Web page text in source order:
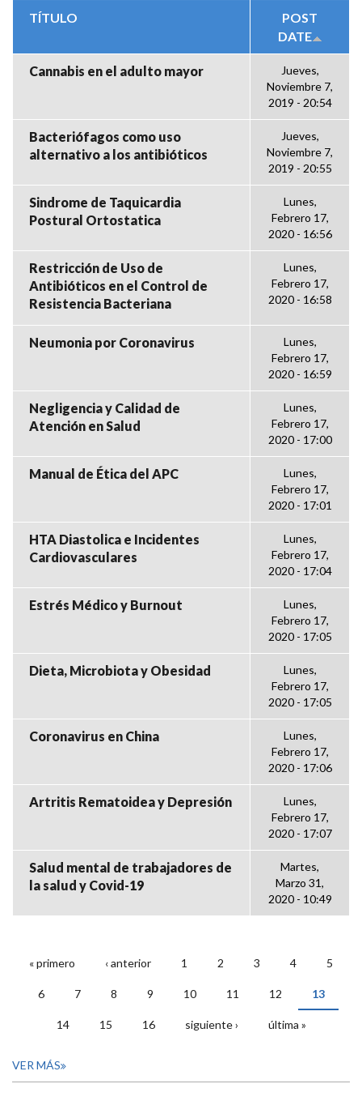
TÍTULO
POST
DATE
Cannabis en el adulto mayor
Jueves,
Noviembre 7,
2019 - 20:54
Bacteriófagos como uso
alternativo a los antibióticos
Jueves,
Noviembre 7,
2019 - 20:55
Sindrome de Taquicardia
Postural Ortostatica
Lunes,
Febrero 17,
2020 - 16:56
Restricción de Uso de
Antibióticos en el Control de
Resistencia Bacteriana
Lunes,
Febrero 17,
2020 - 16:58
Neumonia por Coronavirus
Lunes,
Febrero 17,
2020 - 16:59
Negligencia y Calidad de
Atención en Salud
Lunes,
Febrero 17,
2020 - 17:00
Manual de Ética del APC
Lunes,
Febrero 17,
2020 - 17:01
HTA Diastolica e Incidentes
Cardiovasculares
Lunes,
Febrero 17,
2020 - 17:04
Estrés Médico y Burnout
Lunes,
Febrero 17,
2020 - 17:05
Dieta, Microbiota y Obesidad
Lunes,
Febrero 17,
2020 - 17:05
Coronavirus en China
Lunes,
Febrero 17,
2020 - 17:06
Artritis Rematoidea y Depresión
Lunes,
Febrero 17,
2020 - 17:07
Salud mental de trabajadores de
la salud y Covid-19
Martes,
Marzo 31,
2020 - 10:49
PÁGINAS
« primero ‹ anterior 1 2 3 4 5
6 7 8 9 10 11 12 13
14 15 16 siguiente › última »
VER MÁS